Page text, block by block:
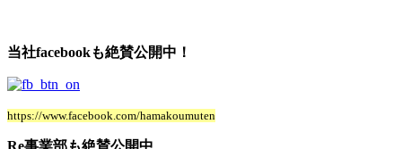
当社facebookも絶賛公開中！
https://www.facebook.com/hamakoumuten
Re事業部も絶賛公開中